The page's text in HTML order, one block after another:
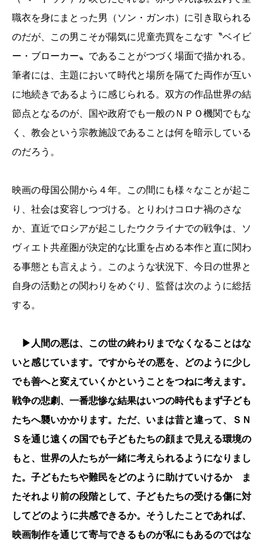
職衣を身にまとった男（ソン・ガンホ）に引き取られる
のだが、この男こそが陽気に児童売買をこなす〝ベイビ
ー・ブローカー〟であることがつづく場面で描かれる。
筆者には、主題において時代と場所を隔てた両作が互い
に地続きであるように感じられる。双方の作品世界の結
節点となるのが、国や政府でも一般のＮＰＯ機関でもな
く、教会という宗教施設であることは何を暗示している
のだろう。
映画の母国公開から４年。この間にも様々なことが起こ
り、社会は変容しつづける。とりわけコロナ禍のさな
か、直近でロシアが起こしたウクライナでの戦争は、ソ
ヴィエト共産圏が決定的な比重を占める本作と直に関わ
る事態とも言えよう。このような状況下、今日の世界と
自身の活動との関わりをめぐり、監督は次のように総括
する。
▶人間の悪は、この世の終わりまでなくなることはな
いと感じています。ですからその悪を、どのように少し
でも善へと変えていくかということをつねに考えます。
戦争の悲劇、一番悲惨な結果はいつの時代もまず子ども
たちへ襲いかかります。ただ、いまは昔と違って、ＳＮ
Ｓを通じ遠くの国でも子どもたちの顔まで見える環境の
もと、世界の人たちが一緒に考えられるようになりまし
た。子どもたちや難民をどのように助けていけるか ま
たそれより前の段階として、子どもたちの受ける傷に対
してどのように共感できるか。そうしたことであれば、
映画制作を通じて寄与できるものが私にもあるのではな